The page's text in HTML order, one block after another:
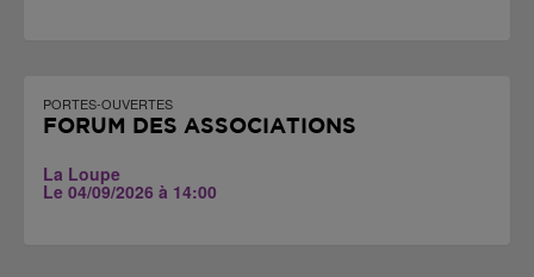
PORTES-OUVERTES
FORUM DES ASSOCIATIONS
La Loupe
Le 04/09/2026 à 14:00